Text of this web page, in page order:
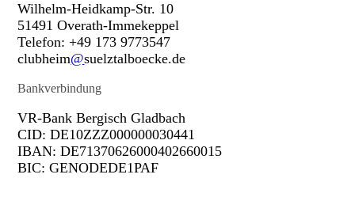
Wilhelm-Heidkamp-Str. 10
51491 Overath-Immekeppel
Telefon: +49 173 9773547
clubheim@suelztalboecke.de
Bankverbindung
VR-Bank Bergisch Gladbach
CID: DE10ZZZ000000030441
IBAN: DE71370626000402660015
BIC: GENODEDE1PAF